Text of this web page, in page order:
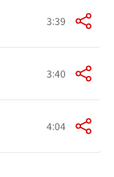
3:39
3:40
4:04